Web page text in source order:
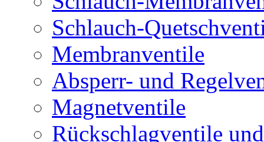
Schlauch-
Membranventile
Absperr- und
Magnetventile
Rückschlagventile